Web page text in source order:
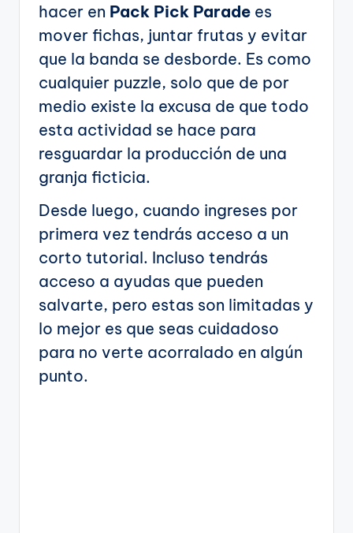
hacer en Pack Pick Parade es
mover fichas, juntar frutas y evitar
que la banda se desborde. Es como
cualquier puzzle, solo que de por
medio existe la excusa de que todo
esta actividad se hace para
resguardar la producción de una
granja ficticia.
Desde luego, cuando ingreses por
primera vez tendrás acceso a un
corto tutorial. Incluso tendrás
acceso a ayudas que pueden
salvarte, pero estas son limitadas y
lo mejor es que seas cuidadoso
para no verte acorralado en algún
punto.